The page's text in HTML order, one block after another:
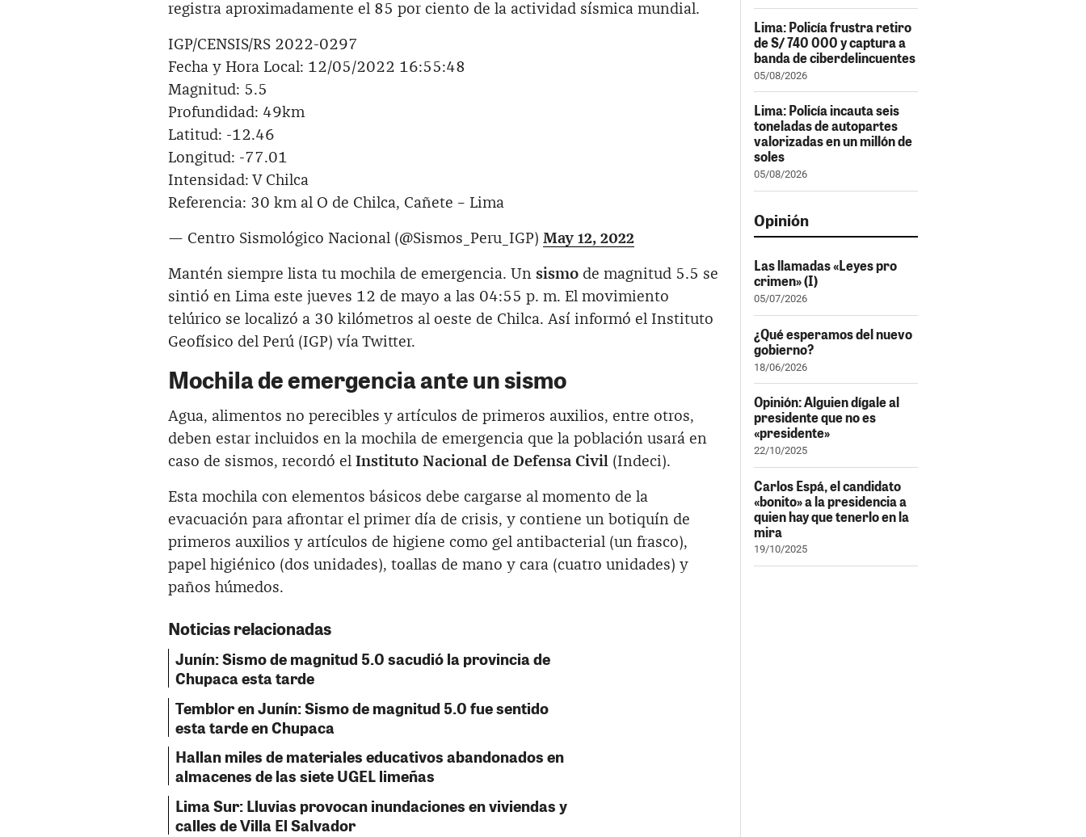
registra aproximadamente el 85 por ciento de la actividad sísmica mundial.
IGP/CENSIS/RS 2022-0297
Fecha y Hora Local: 12/05/2022 16:55:48
Magnitud: 5.5
Profundidad: 49km
Latitud: -12.46
Longitud: -77.01
Intensidad: V Chilca
Referencia: 30 km al O de Chilca, Cañete – Lima
— Centro Sismológico Nacional (@Sismos_Peru_IGP) May 12, 2022
Mantén siempre lista tu mochila de emergencia. Un sismo de magnitud 5.5 se
sintió en Lima este jueves 12 de mayo a las 04:55 p. m. El movimiento
telúrico se localizó a 30 kilómetros al oeste de Chilca. Así informó el Instituto
Geofísico del Perú (IGP) vía Twitter.
Mochila de emergencia ante un sismo
Agua, alimentos no perecibles y artículos de primeros auxilios, entre otros,
deben estar incluidos en la mochila de emergencia que la población usará en
caso de sismos, recordó el Instituto Nacional de Defensa Civil (Indeci).
Esta mochila con elementos básicos debe cargarse al momento de la
evacuación para afrontar el primer día de crisis, y contiene un botiquín de
primeros auxilios y artículos de higiene como gel antibacterial (un frasco),
papel higiénico (dos unidades), toallas de mano y cara (cuatro unidades) y
paños húmedos.
Noticias relacionadas
Junín: Sismo de magnitud 5.0 sacudió la provincia de
Chupaca esta tarde
Temblor en Junín: Sismo de magnitud 5.0 fue sentido
esta tarde en Chupaca
Hallan miles de materiales educativos abandonados en
almacenes de las siete UGEL limeñas
Lima Sur: Lluvias provocan inundaciones en viviendas y
calles de Villa El Salvador
Lima: Policía frustra retiro
de S/ 740 000 y captura a
banda de ciberdelincuentes
05/08/2026
Lima: Policía incauta seis
toneladas de autopartes
valorizadas en un millón de
soles
05/08/2026
Opinión
Las llamadas «Leyes pro
crimen» (I)
05/07/2026
¿Qué esperamos del nuevo
gobierno?
18/06/2026
Opinión: Alguien dígale al
presidente que no es
«presidente»
22/10/2025
Carlos Espá, el candidato
«bonito» a la presidencia a
quien hay que tenerlo en la
mira
19/10/2025